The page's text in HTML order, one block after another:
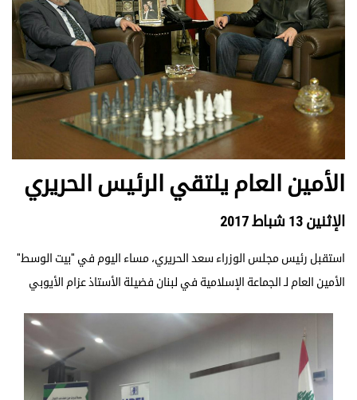
الأمين العام يلتقي الرئيس الحريري
الإثنين 13 شباط 2017
استقبل رئيس مجلس الوزراء سعد الحريري، مساء اليوم في "بيت الوسط"
الأمين العام لـ الجماعة الإسلامية في لبنان فضيلة الأستاذ عزام الأيوبي